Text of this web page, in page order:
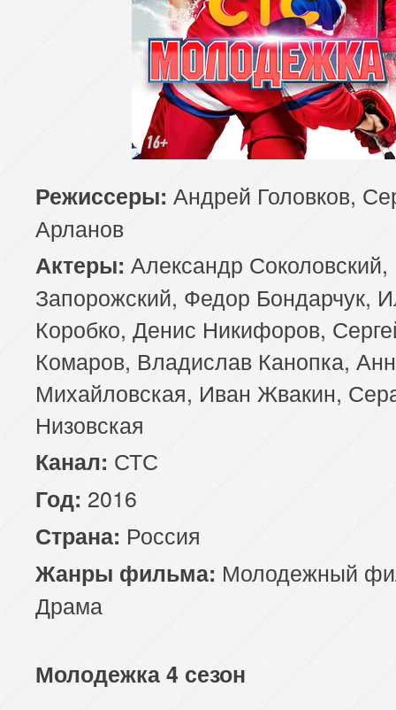
Режиссеры: Андрей Головков,
Арланов
Актеры: Александр
Запорожский, Федор Бондарчук,
Коробко, Денис Никифоров,
Комаров, Владислав Канопка,
Михайловская, Иван Жвакин,
Низовская
Канал: СТС
Год: 2016
Страна: Россия
Жанры фильма: Молодежный
Драма
Молодежка 4 сезон